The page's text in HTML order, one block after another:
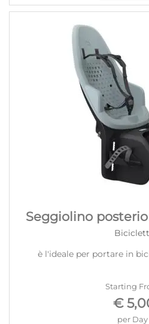
Seggiolino
è l'ideale per portare in
Starting
€
per Day